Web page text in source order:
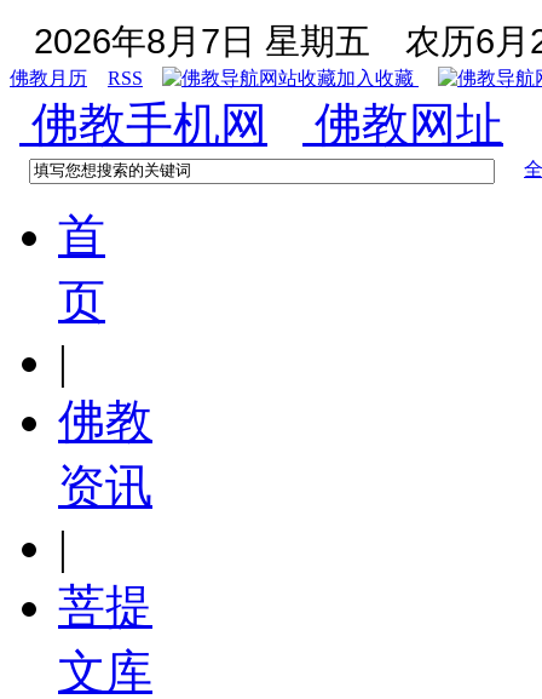
2026年8月7日 星期五 农历6月
佛教月历 RSS 加入收藏
佛教手机网 佛教网址
首
页
|
佛教
资讯
|
菩提
文库